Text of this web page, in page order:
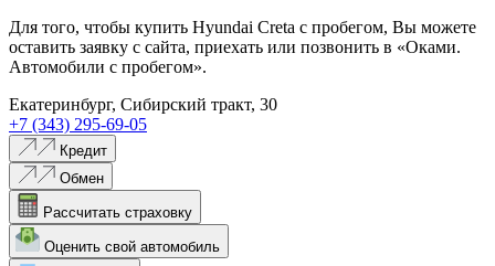
Для того, чтобы купить Hyundai Creta с пробегом, Вы можете
оставить заявку с сайта, приехать или позвонить в «Оками.
Автомобили с пробегом».
Екатеринбург, Сибирский тракт, 30
+7 (343) 295-69-05
Кредит
Обмен
Рассчитать страховку
Оценить свой автомобиль